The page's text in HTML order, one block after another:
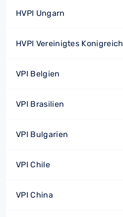
HVPI Ungarn
HVPI Vereinigtes Konigreich
VPI Belgien
VPI Brasilien
VPI Bulgarien
VPI Chile
VPI China